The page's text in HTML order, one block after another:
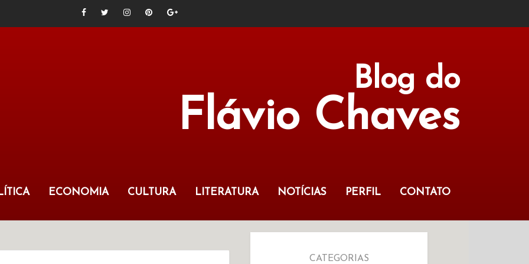
Blog do
Flávio Chaves
ECONOMIA CULTURA LITERATURA NOTÍCIAS PERFIL CONTATO
CATEGORIAS